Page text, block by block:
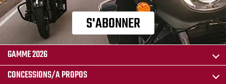
S'ABONNER
GAMME 2026
CONCESSIONS/A PROPOS